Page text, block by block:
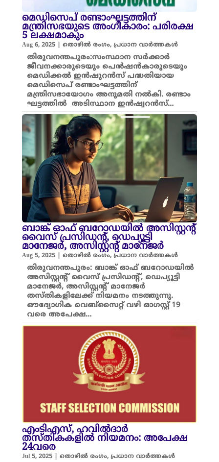
മെഡിസെപ് രണ്ടാംഘട്ടത്തിന്
മന്ത്രിസഭയുടെ അംഗീകാരം: പരിരക്ഷ
5 ലക്ഷമാകും
Aug 6, 2025| തൊഴിൽ രംഗം, പ്രധാന വാർത്തകൾ
തിരുവനന്തപുരം:സംസ്ഥാന സര്‍ക്കാര്‍
ജീവനക്കാരുടെയും പെന്‍ഷന്‍കാരുടെയും
മെഡിക്കല്‍ ഇന്‍ഷുറന്‍സ് പദ്ധതിയായ
മെഡിസെപ് രണ്ടാംഘട്ടത്തിന്
മന്ത്രിസഭായോഗം അനുമതി നല്‍കി. രണ്ടാം
ഘട്ടത്തില്‍ അടിസ്ഥാന ഇൻഷ്വറൻസ്…
ബാങ്ക് ഓഫ് ബറോഡയിൽ അസിസ്റ്റന്റ്
വൈസ് പ്രസിഡന്റ്, ഡെപ്യൂട്ടി
മാനേജര്‍, അസിസ്റ്റന്റ് മാനേജര്‍
Aug 5, 2025| തൊഴിൽ രംഗം, പ്രധാന വാർത്തകൾ
തിരുവനന്തപുരം: ബാങ്ക് ഓഫ് ബറോഡയിൽ
അസിസ്റ്റന്റ് വൈസ് പ്രസിഡന്റ്, ഡെപ്യൂട്ടി
മാനേജര്‍, അസിസ്റ്റന്റ് മാനേജര്‍
തസ്തികളിലേക്ക് നിയമനം നടത്തുന്നു.
ഔദ്യോഗിക വെബ്‌സൈറ്റ് വഴി ഓഗസ്റ്റ് 19
വരെ അപേക്ഷ…
എംടിഎസ്, ഹവിൽദാർ
തസ്തികകളിൽ നിയമനം: അപേക്ഷ
24വരെ
Jul 5, 2025| തൊഴിൽ രംഗം, പ്രധാന വാർത്തകൾ